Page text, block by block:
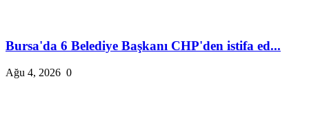
Bursa'da 6 Belediye Başkanı CHP'den istifa ed...
Ağu 4, 2026 0